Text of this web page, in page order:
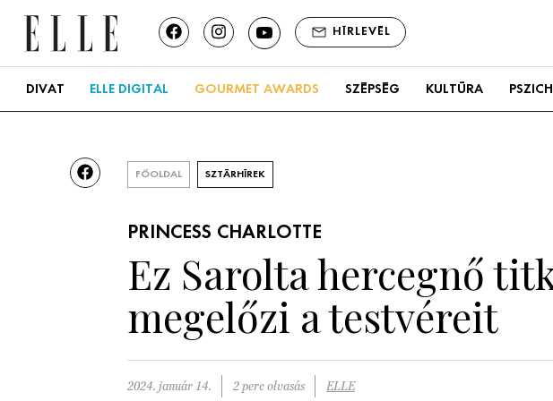
HÍRLEVÉL
DIVAT ELLE DIGITAL GOURMET AWARDS SZÉPSÉG KULTÚRA
FŐOLDAL SZTÁRHÍREK
PRINCESS CHARLOTTE
Ez Sarolta hercegnő
megelőzi a testvéreit
2024. január 14. 2 perc olvasás ELLE